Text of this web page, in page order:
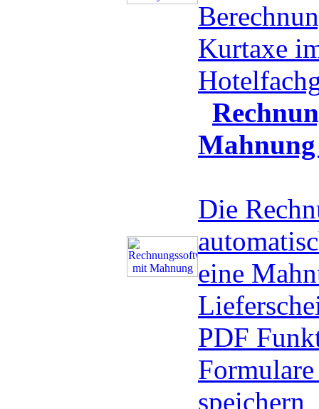
Kurtaxe
Die
eine
PDF
speichern